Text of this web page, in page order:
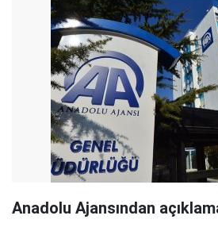
Anadolu Ajansından